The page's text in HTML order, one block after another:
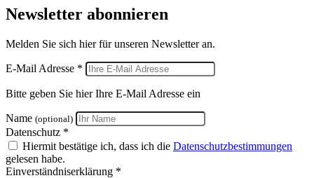
Newsletter abonnieren
Melden Sie sich hier für unseren Newsletter an.
E-Mail Adresse *
Bitte geben Sie hier Ihre E-Mail Adresse ein
Name (optional)
Datenschutz *
Hiermit bestätige ich, dass ich die Datenschutzbestimmungen
gelesen habe.
Einverständniserklärung *